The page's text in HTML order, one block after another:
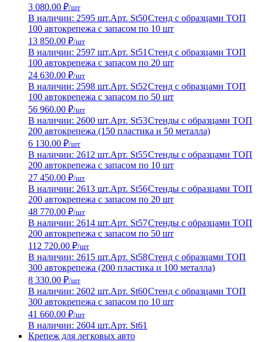
3 080.00 ₽/шт
В наличии: 2595 шт.Арт. St50Стенд с образцами ТОП
100 автокрепежа с запасом по 10 шт
13 850.00 ₽/шт
В наличии: 2597 шт.Арт. St51 Стенд с образцами ТОП
100 автокрепежа с запасом по 20 шт
24 630.00 ₽/шт
В наличии: 2598 шт.Арт. St52Стенд с образцами ТОП
100 автокрепежа с запасом по 50 шт
56 960.00 ₽/шт
В наличии: 2600 шт.Арт. St53Стенды с образцами ТОП
200 автокрепежа (150 пластика и 50 металла)
6 130.00 ₽/шт
В наличии: 2612 шт.Арт. St55Стенды с образцами ТОП
200 автокрепежа с запасом по 10 шт
27 450.00 ₽/шт
В наличии: 2613 шт.Арт. St56Стенды с образцами ТОП
200 автокрепежа с запасом по 20 шт
48 770.00 ₽/шт
В наличии: 2614 шт.Арт. St57Стенды с образцами ТОП
200 автокрепежа с запасом по 50 шт
112 720.00 ₽/шт
В наличии: 2615 шт.Арт. St58Стенд с образцами ТОП
300 автокрепежа (200 пластика и 100 металла)
8 330.00 ₽/шт
В наличии: 2602 шт.Арт. St60Стенд с образцами ТОП
300 автокрепежа с запасом по 10 шт
41 660.00 ₽/шт
В наличии: 2604 шт.Арт. St61
Крепеж для легковых авто